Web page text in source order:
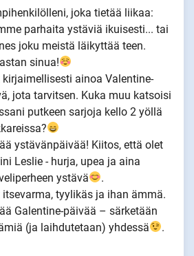
joka tietää liikaa:
parhaita ystäviä ikuisesti... tai
joku meistä läikyttää teen.
sinua!
kirjaimellisesti ainoa Valentine-
jota tarvitsen. Kuka muu katsoisi
putkeen sarjoja kello 2 yöllä
ystävänpäivää! Kiitos, että olet
Leslie - hurja, upea ja aina
ystävä
.
itsevarma, tyylikäs ja ihan ämmä.
Galentine-päivää – särketään
(ja laihdutetaan) yhdessä
.